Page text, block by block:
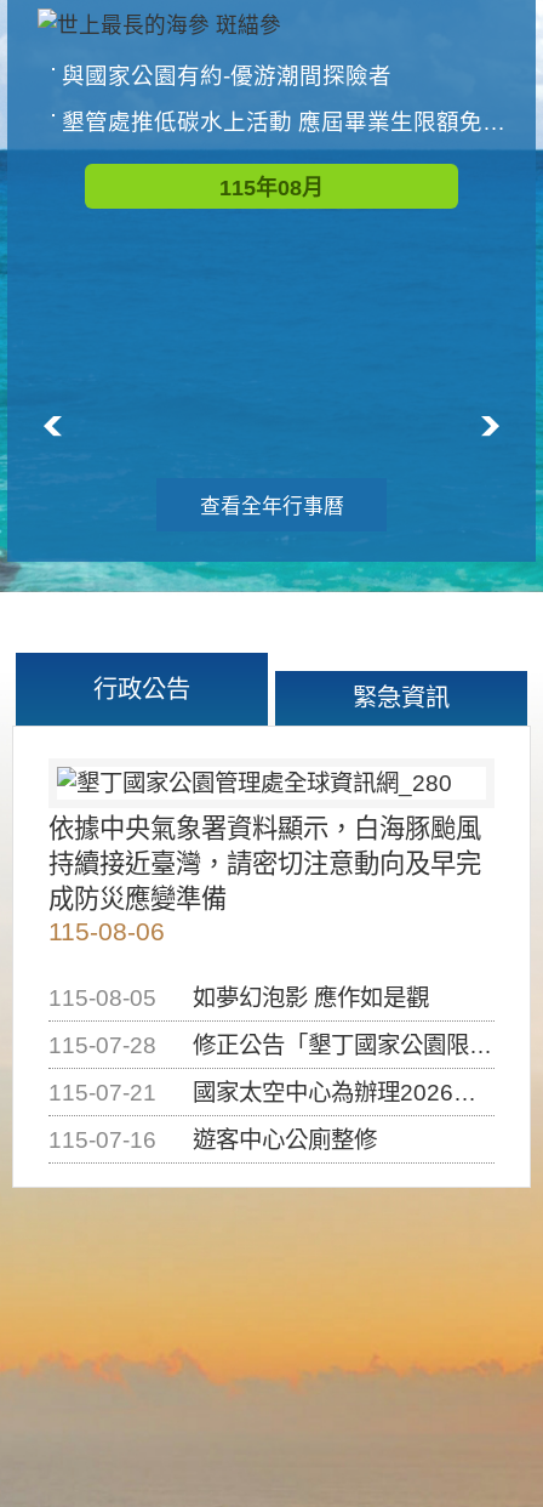
與國家公園有約-優游潮間探險者
墾管處推低碳水上活動 應屆畢業生限額免費參加
115年08月
查看全年行事曆
行政公告 緊急資訊
依據中央氣象署資料顯示，白海豚颱風
持續接近臺灣，請密切注意動向及早完
成防災應變準備
115-08-06
115-08-05
如夢幻泡影 應作如是觀
115-07-28
修正公告「墾丁國家公園限制水域遊憩活動之種類、範圍、時間及行為」，自即日生效。
115-07-21
國家太空中心為辦理2026台灣盃火箭競賽，陸、海、空域警戒及協調相關事宜，因颱風備案事宜
115-07-16
遊客中心公廁整修